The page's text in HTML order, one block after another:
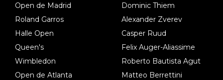
Open de Madrid
Roland Garros
Halle Open
Queen's
Wimbledon
Open de Atlanta
Dominic Thiem
Alexander Zverev
Casper Ruud
Felix Auger-Aliassime
Roberto Bautista Agut
Matteo Berrettini